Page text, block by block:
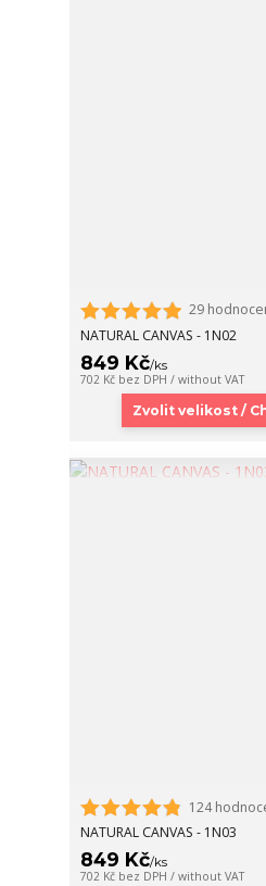
29
NATURAL CANVAS - 1N02
849 Kč/ks
702 Kč bez DPH / without VAT
Zvolit velikost /
124
NATURAL CANVAS - 1N03
849 Kč/ks
702 Kč bez DPH / without VAT